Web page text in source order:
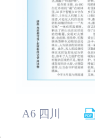
A6 四川